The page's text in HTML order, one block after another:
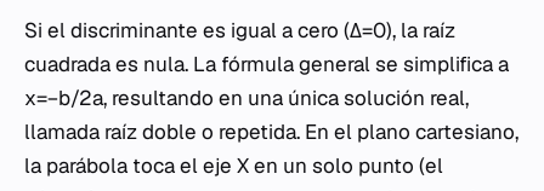
Si el discriminante es igual a cero (Δ=0), la raíz
cuadrada es nula. La fórmula general se simplifica a
x=−b/2a, resultando en una única solución real,
llamada raíz doble o repetida. En el plano cartesiano,
la parábola toca el eje X en un solo punto (el